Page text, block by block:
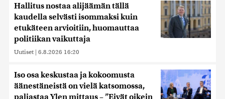
Hallitus nostaa alijäämän tällä
kaudella selvästi isommaksi kuin
etukäteen arvioitiin, huomauttaa
politiikan vaikuttaja
Uutiset | 6.8.2026 16:20
Iso osa keskustaa ja kokoomusta
äänestäneistä on vielä katsomossa,
paljastaa Ylen mittaus – ”Eivät oikein